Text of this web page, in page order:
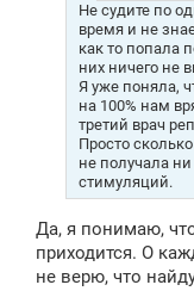
Не судите по
время и не
как то попала
них ничего не
Я уже поняла,
на 100% нам
третий врач
Просто
не получала
стимуляций.
Да, я понимаю,
приходится. О
не верю, что